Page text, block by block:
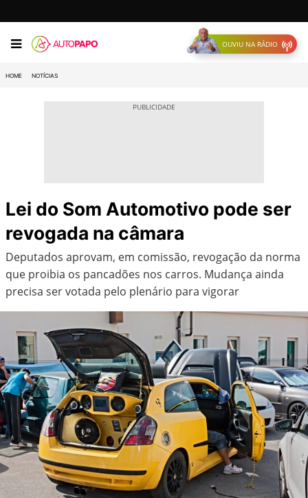
OUVIU NA RÁDIO
HOME NOTÍCIAS
Lei do Som Automotivo pode ser
revogada na câmara
Deputados aprovam, em comissão, revogação da norma
que proibia os pancadões nos carros. Mudança ainda
precisa ser votada pelo plenário para vigorar